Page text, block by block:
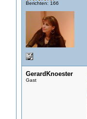
Berichten: 166
GerardKnoester
Gast